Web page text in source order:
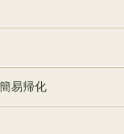
易帰化